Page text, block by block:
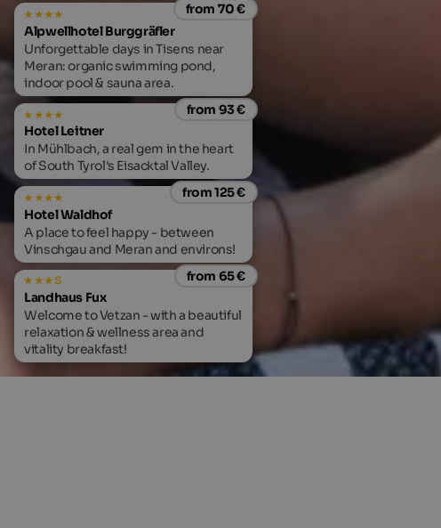
from 70 €
Alpwellhotel Burggräfler
Unforgettable days in Tisens near
Meran: organic swimming pond,
indoor pool & sauna area.
from 93 €
Hotel Leitner
In Mühlbach, a real gem in the heart
of South Tyrol's Eisacktal Valley.
from 125 €
Hotel Waldhof
A place to feel happy - between
Vinschgau and Meran and environs!
from 65 €
s
Landhaus Fux
Welcome to Vetzan - with a beautiful
relaxation & wellness area and
vitality breakfast!